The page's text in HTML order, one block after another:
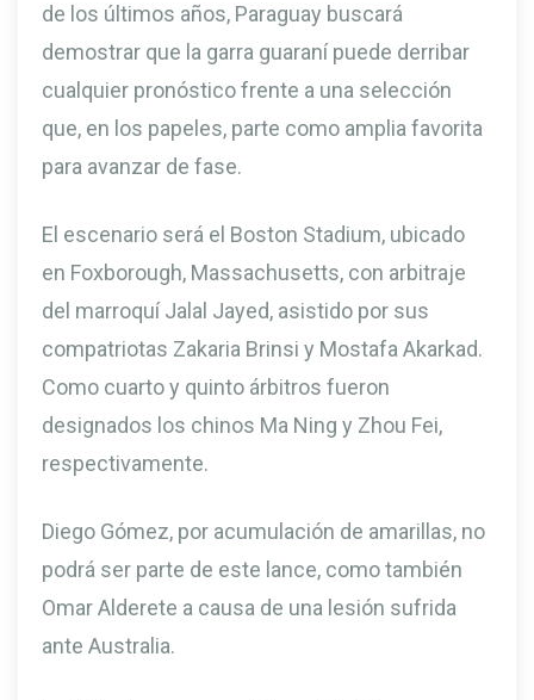
de los últimos años, Paraguay buscará
demostrar que la garra guaraní puede derribar
cualquier pronóstico frente a una selección
que, en los papeles, parte como amplia favorita
para avanzar de fase.
El escenario será el Boston Stadium, ubicado
en Foxborough, Massachusetts, con arbitraje
del marroquí Jalal Jayed, asistido por sus
compatriotas Zakaria Brinsi y Mostafa Akarkad.
Como cuarto y quinto árbitros fueron
designados los chinos Ma Ning y Zhou Fei,
respectivamente.
Diego Gómez, por acumulación de amarillas, no
podrá ser parte de este lance, como también
Omar Alderete a causa de una lesión sufrida
ante Australia.